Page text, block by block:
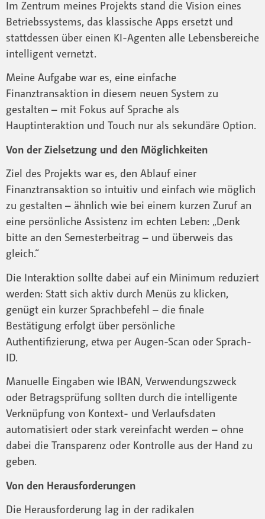
Im Zentrum meines Projekts stand die Vision eines
Betriebssystems, das klassische Apps ersetzt und
stattdessen über einen KI-Agenten alle Lebensbereiche
intelligent vernetzt.
Meine Aufgabe war es, eine einfache
Finanztransaktion in diesem neuen System zu
gestalten – mit Fokus auf Sprache als
Hauptinteraktion und Touch nur als sekundäre Option.
Von der Zielsetzung und den Möglichkeiten
Ziel des Projekts war es, den Ablauf einer
Finanztransaktion so intuitiv und einfach wie möglich
zu gestalten – ähnlich wie bei einem kurzen Zuruf an
eine persönliche Assistenz im echten Leben: „Denk
bitte an den Semesterbeitrag – und überweis das
gleich.“
Die Interaktion sollte dabei auf ein Minimum reduziert
werden: Statt sich aktiv durch Menüs zu klicken,
genügt ein kurzer Sprachbefehl – die finale
Bestätigung erfolgt über persönliche
Authentifizierung, etwa per Augen-Scan oder Sprach-
ID.
Manuelle Eingaben wie IBAN, Verwendungszweck
oder Betragsprüfung sollten durch die intelligente
Verknüpfung von Kontext- und Verlaufsdaten
automatisiert oder stark vereinfacht werden – ohne
dabei die Transparenz oder Kontrolle aus der Hand zu
geben.
Von den Herausforderungen
Die Herausforderung lag in der radikalen